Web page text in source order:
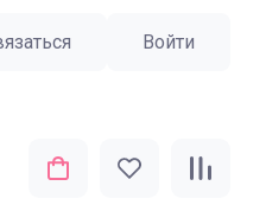
ПОЛЬЗОВАТЕЛИ
Войти